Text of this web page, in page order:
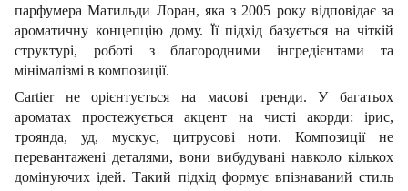
парфумера Матильди Лоран, яка з 2005 року відповідає за
ароматичну концепцію дому. Її підхід базується на чіткій
структурі, роботі з благородними інгредієнтами та
мінімалізмі в композиції.
Cartier не орієнтується на масові тренди. У багатьох
ароматах простежується акцент на чисті акорди: ірис,
троянда, уд, мускус, цитрусові ноти. Композиції не
перевантажені деталями, вони вибудувані навколо кількох
домінуючих ідей. Такий підхід формує впізнаваний стиль